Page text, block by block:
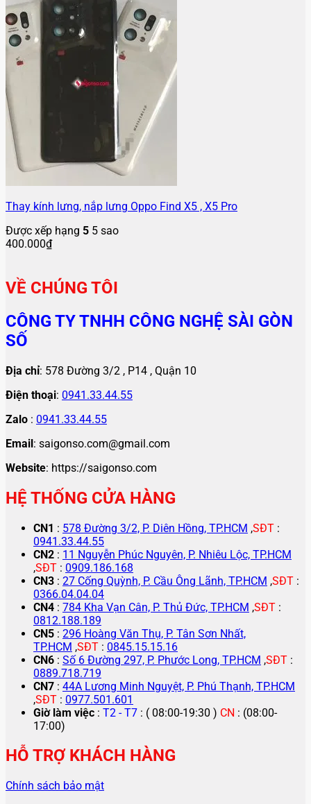
Thay kính lưng, nắp lưng Oppo Find X5 , X5 Pro
Được xếp hạng 5 5 sao
400.000₫
VỀ CHÚNG TÔI
CÔNG TY TNHH CÔNG NGHỆ SÀI GÒN
SỐ
Địa chỉ: 578 Đường 3/2 , P14 , Quận 10
Điện thoại: 0941.33.44.55
Zalo : 0941.33.44.55
Email: saigonso.com@gmail.com
Website: https://saigonso.com
HỆ THỐNG CỬA HÀNG
CN1 : 578 Đường 3/2, P. Diên Hồng, TP.HCM ,SĐT :
0941.33.44.55
CN2 : 11 Nguyễn Phúc Nguyên, P. Nhiêu Lộc, TP.HCM
,SĐT : 0909.186.168
CN3 : 27 Cống Quỳnh, P. Cầu Ông Lãnh, TP.HCM ,SĐT :
0366.04.04.04
CN4 : 784 Kha Vạn Cân, P. Thủ Đức, TP.HCM ,SĐT :
0812.188.189
CN5 : 296 Hoàng Văn Thụ, P. Tân Sơn Nhất,
TP.HCM ,SĐT : 0845.15.15.16
CN6 : Số 6 Đường 297, P. Phước Long, TP.HCM ,SĐT :
0889.718.719
CN7 : 44A Lương Minh Nguyệt, P. Phú Thạnh, TP.HCM
,SĐT : 0977.501.601
Giờ làm việc : T2 - T7 : ( 08:00-19:30 ) CN : (08:00-
17:00)
HỖ TRỢ KHÁCH HÀNG
Chính sách bảo mật